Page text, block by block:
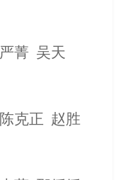
严菁 吴天
陈克正 赵胜